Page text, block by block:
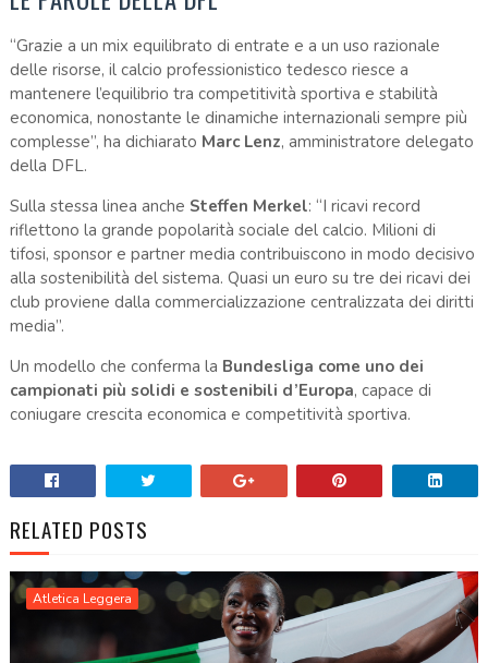
“Grazie a un mix equilibrato di entrate e a un uso razionale
delle risorse, il calcio professionistico tedesco riesce a
mantenere l’equilibrio tra competitività sportiva e stabilità
economica, nonostante le dinamiche internazionali sempre più
complesse”, ha dichiarato Marc Lenz, amministratore delegato
della DFL.
Sulla stessa linea anche Steffen Merkel: “I ricavi record
riflettono la grande popolarità sociale del calcio. Milioni di
tifosi, sponsor e partner media contribuiscono in modo decisivo
alla sostenibilità del sistema. Quasi un euro su tre dei ricavi dei
club proviene dalla commercializzazione centralizzata dei diritti
media”.
Un modello che conferma la Bundesliga come uno dei
campionati più solidi e sostenibili d’Europa, capace di
coniugare crescita economica e competitività sportiva.
RELATED POSTS
Atletica Leggera